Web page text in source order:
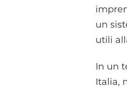
un
utili
In un
Italia,